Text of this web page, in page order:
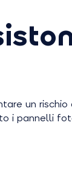
un rischio
i pannelli